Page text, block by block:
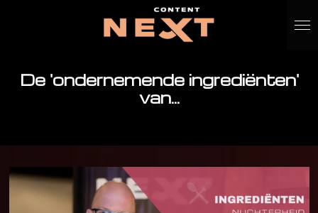
hoofdinhoud
De 'ondernemende ingrediënten'
van...